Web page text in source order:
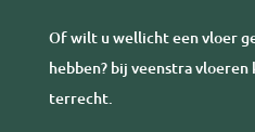
Of wilt u wellicht een vloer
hebben? bij veenstra
terrecht.